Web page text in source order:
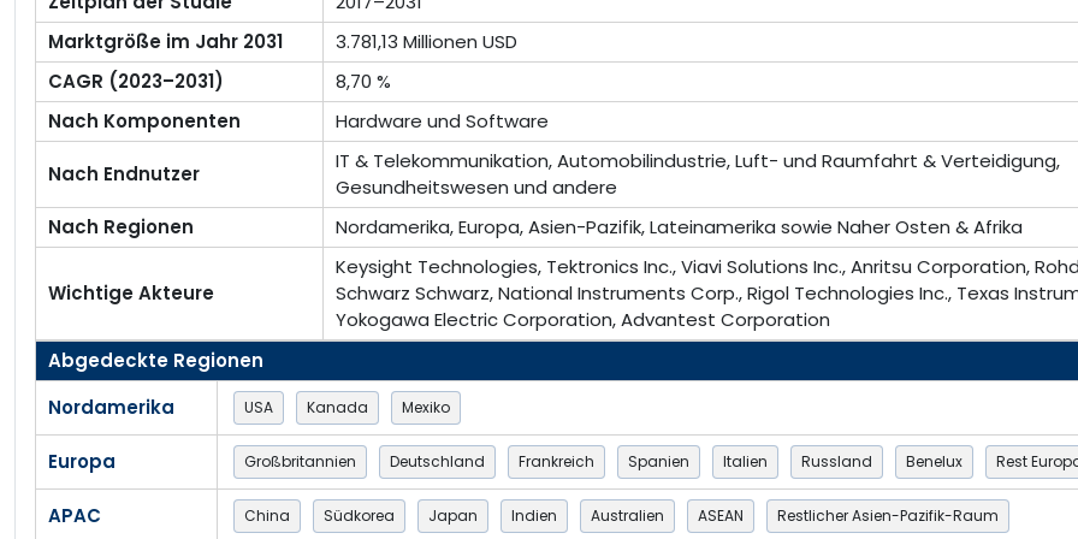
Marktgröße im Jahr 2031
3.781,13 Millionen USD
CAGR (2023–2031)
8,70 %
Nach Komponenten
Hardware und Software
Nach Endnutzer
IT & Telekommunikation, Automobilindustrie, Luft- und Raumfahrt & Verteidigung,
Gesundheitswesen und andere
Nach Regionen
Nordamerika, Europa, Asien-Pazifik, Lateinamerika sowie Naher Osten & Afrika
Wichtige Akteure
Keysight Technologies, Tektronics Inc., Viavi Solutions Inc., Anritsu Corporation,
Schwarz Schwarz, National Instruments Corp., Rigol Technologies Inc., Texas
Yokogawa Electric Corporation, Advantest Corporation
Abgedeckte Regionen
Nordamerika
USA Kanada Mexiko
Europa Großbritannien Deutschland Frankreich Spanien Italien Russland Benelux Rest
APAC China Südkorea Japan Indien Australien ASEAN Restlicher Asien-Pazifik-Raum